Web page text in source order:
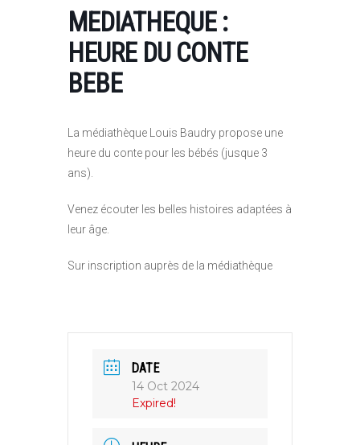
MEDIATHEQUE :
HEURE DU CONTE
BEBE
La médiathèque Louis Baudry propose une
heure du conte pour les bébés (jusque 3
ans).
Venez écouter les belles histoires adaptées à
leur âge.
Sur inscription auprès de la médiathèque
DATE
14 Oct 2024
Expired!